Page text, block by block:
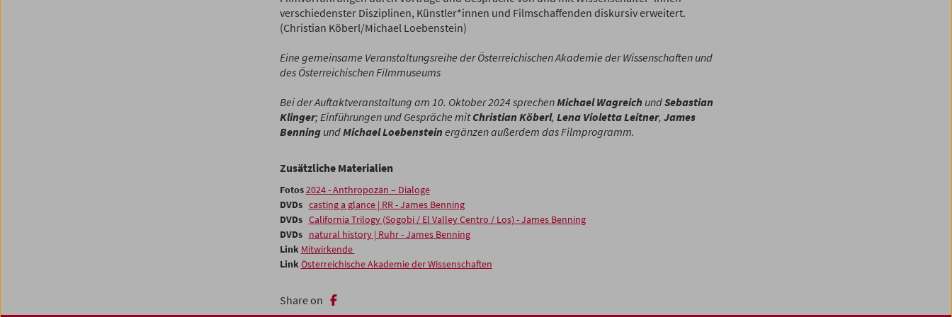
verschiedenster Disziplinen, Künstler*innen und Filmschaffenden diskursiv erweitert.
(Christian Köberl/Michael Loebenstein)
Eine gemeinsame Veranstaltungsreihe der Österreichischen Akademie der Wissenschaften und
des Österreichischen Filmmuseums
Bei der Auftaktveranstaltung am 10. Oktober 2024 sprechenMichael Wagreich undSebastian
Klinger; Einführungen und Gespräche mitChristian Köberl, Lena Violetta Leitner, James
BenningundMichael Loebenstein ergänzen außerdem das Filmprogramm.
Zusätzliche Materialien
Fotos2024 - Anthropozän – Dialoge
DVDs casting a glance | RR - James Benning
DVDs California Trilogy (Sogobi / El Valley Centro / Los) - James Benning
DVDs natural history | Ruhr - James Benning
Link Mitwirkende
LinkÖsterreichische Akademie der Wissenschaften
Share on